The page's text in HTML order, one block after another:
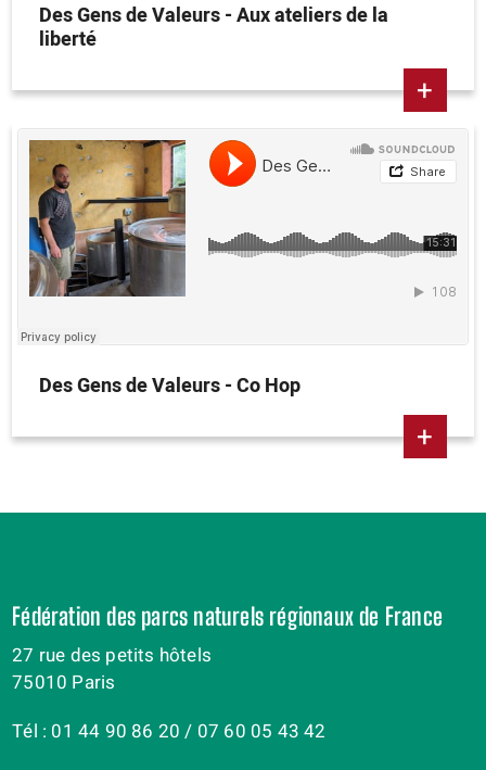
Des Gens de Valeurs - Aux ateliers de la
liberté
+
Des Gens de Valeurs - Co Hop
+
Fédération des parcs naturels régionaux de France
27 rue des petits hôtels
75010 Paris
Tél : 01 44 90 86 20 / 07 60 05 43 42